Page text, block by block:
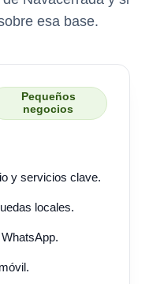
esa base.
Pequeños
negocios
y servicios clave.
locales.